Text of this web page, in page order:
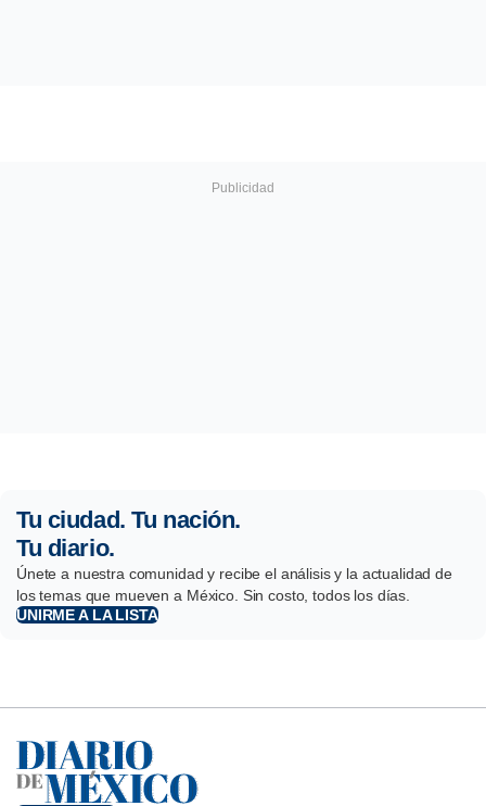
Tu ciudad. Tu nación.
Tu diario.
Únete a nuestra comunidad y recibe el análisis y la actualidad de
los temas que mueven a México. Sin costo, todos los días.
UNIRME A LA LISTA